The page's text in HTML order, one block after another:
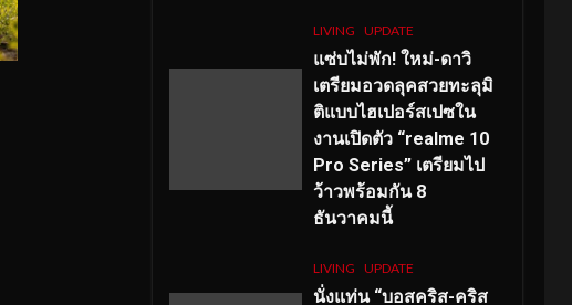
LIVING UPDATE
แซ่บไม่พัก! ใหม่-ดาวิ
เตรียมอวดลุคสวยทะลุมิ
ติแบบไฮเปอร์สเปซใน
งานเปิดตัว “realme 10
Pro Series” เตรียมไป
ว้าวพร้อมกัน 8
ธันวาคมนี้
LIVING UPDATE
นั่งแท่น “บอสคริส-คริส